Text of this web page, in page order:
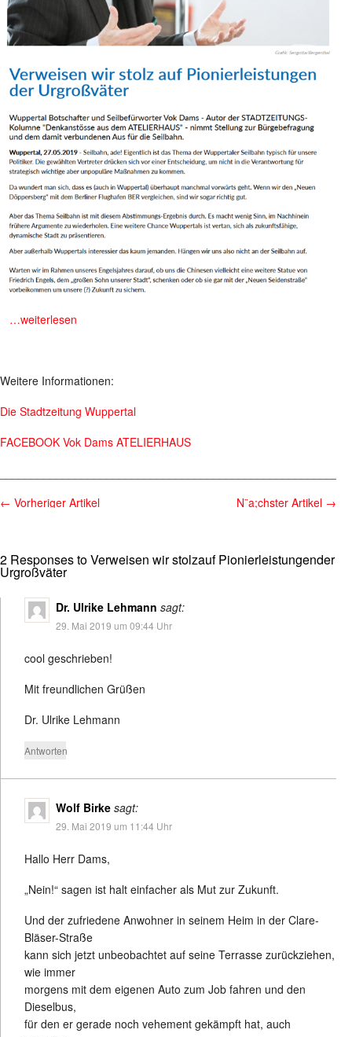
…weiterlesen
Weitere Informationen:
Die Stadtzeitung Wuppertal
FACEBOOK Vok Dams ATELIERHAUS
← Vorheriger Artikel N¨a;chster Artikel →
2 Responses to Verweisen wir stolzauf Pionierleistungender
Urgroßväter
Dr. Ulrike Lehmann sagt:
29. Mai 2019 um 09:44 Uhr
cool geschrieben!
Mit freundlichen Grüßen
Dr. Ulrike Lehmann
Antworten
Wolf Birke sagt:
29. Mai 2019 um 11:44 Uhr
Hallo Herr Dams,
„Nein!“ sagen ist halt einfacher als Mut zur Zukunft.
Und der zufriedene Anwohner in seinem Heim in der Clare-
Bläser-Straße
kann sich jetzt unbeobachtet auf seine Terrasse zurückziehen,
wie immer
morgens mit dem eigenen Auto zum Job fahren und den
Dieselbus,
für den er gerade noch vehement gekämpft hat, auch